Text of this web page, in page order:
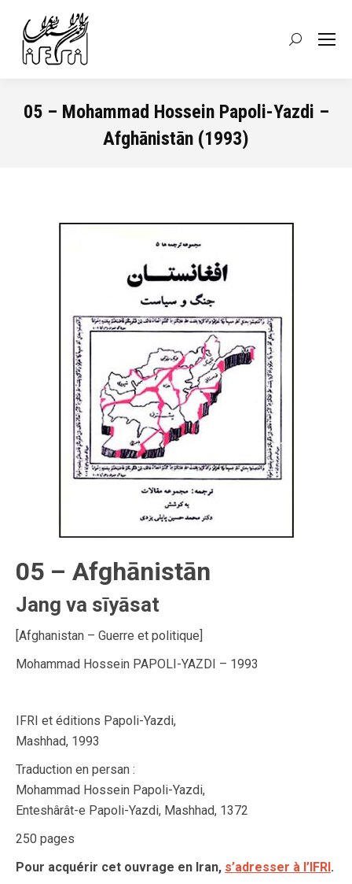
Recherche
05 – Mohammad Hossein Papoli-Yazdi –
Afghānistān (1993)
05 – Afghānistān
Jang va sīyāsat
[Afghanistan – Guerre et politique]
Mohammad Hossein PAPOLI-YAZDI – 1993
IFRI et éditions Papoli-Yazdi,
Mashhad, 1993
Traduction en persan :
Mohammad Hossein Papoli-Yazdi,
Enteshârât-e Papoli-Yazdi, Mashhad, 1372
250 pages
Pour acquérir cet ouvrage en Iran, s’adresser à l’IFRI.